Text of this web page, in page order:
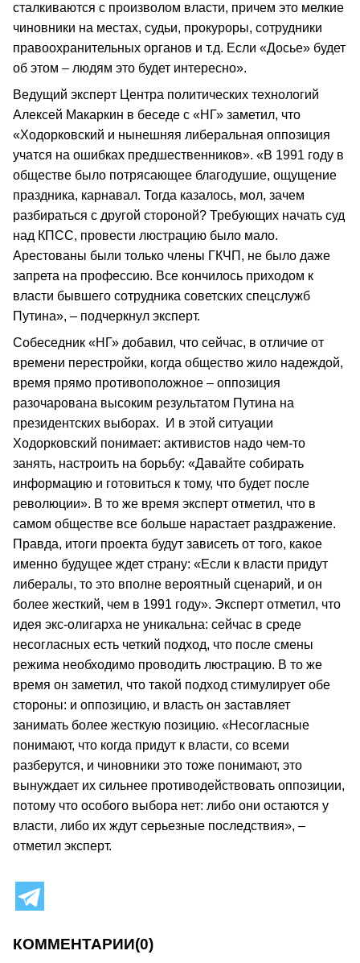
сталкиваются с произволом власти, причем это мелкие
чиновники на местах, судьи, прокуроры, сотрудники
правоохранительных органов и т.д. Если «Досье» будет
об этом – людям это будет интересно».
Ведущий эксперт Центра политических технологий
Алексей Макаркин в беседе с «НГ» заметил, что
«Ходорковский и нынешняя либеральная оппозиция
учатся на ошибках предшественников». «В 1991 году в
обществе было потрясающее благодушие, ощущение
праздника, карнавал. Тогда казалось, мол, зачем
разбираться с другой стороной? Требующих начать суд
над КПСС, провести люстрацию было мало.
Арестованы были только члены ГКЧП, не было даже
запрета на профессию. Все кончилось приходом к
власти бывшего сотрудника советских спецслужб
Путина», – подчеркнул эксперт.
Собеседник «НГ» добавил, что сейчас, в отличие от
времени перестройки, когда общество жило надеждой,
время прямо противоположное – оппозиция
разочарована высоким результатом Путина на
президентских выборах. И в этой ситуации
Ходорковский понимает: активистов надо чем-то
занять, настроить на борьбу: «Давайте собирать
информацию и готовиться к тому, что будет после
революции». В то же время эксперт отметил, что в
самом обществе все больше нарастает раздражение.
Правда, итоги проекта будут зависеть от того, какое
именно будущее ждет страну: «Если к власти придут
либералы, то это вполне вероятный сценарий, и он
более жесткий, чем в 1991 году». Эксперт отметил, что
идея экс-олигарха не уникальна: сейчас в среде
несогласных есть четкий подход, что после смены
режима необходимо проводить люстрацию. В то же
время он заметил, что такой подход стимулирует обе
стороны: и оппозицию, и власть он заставляет
занимать более жесткую позицию. «Несогласные
понимают, что когда придут к власти, со всеми
разберутся, и чиновники это тоже понимают, это
вынуждает их сильнее противодействовать оппозиции,
потому что особого выбора нет: либо они остаются у
власти, либо их ждут серьезные последствия», –
отметил эксперт.
КОММЕНТАРИИ(0)